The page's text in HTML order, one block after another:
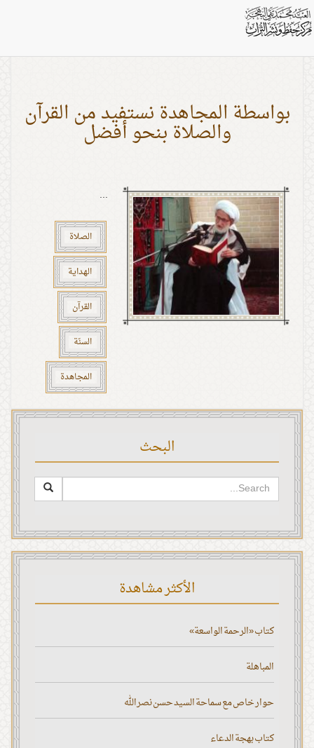
تصنيفات: فوائد الدرر
بواسطة المجاهدة نستفيد من القرآن
والصلاة بنحو أفضل
...
الصلاة
الهداية
القرآن
السنّة
المجاهدة
البحث
الأكثر مشاهدة
كتاب «الرحمة الواسعة»
المباهلة
حوار خاص مع سماحة السيد حسن نصر الله
كتاب بهجة الدعاء